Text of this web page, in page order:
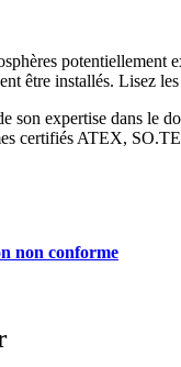
potentiellement
être installés. Lisez
son expertise dans le
certifiés ATEX,
non conforme